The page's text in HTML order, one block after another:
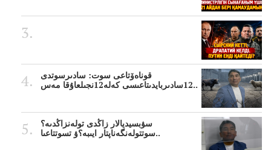
قوناەۆتاعى سوت: سادىرسوتدى
12سادىربايدىتاعىسى كەلە12نجىلعاۇقا مەس..
سۋبسيديالار زاڭدى تولەنزاڭدىە؟
سوتتولەنگەناپتار ايىبە؟ۋ تسوتتاعىا..